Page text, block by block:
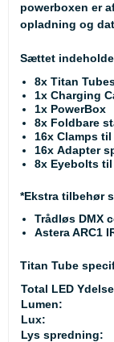
powerboxen er
opladning og
Sættet
8x Titan
1x Charging
1x PowerBox
8x Foldbare
16x Clamps
16x Adapter
8x Eyebolts
*Ekstra tilbehør
Trådløs DMX
Astera ARC1
Titan Tube
Total LED
Lumen:
Lux:
Lys spredning: